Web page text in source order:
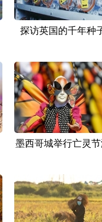
探访英国的千年种
墨西哥城举行亡灵